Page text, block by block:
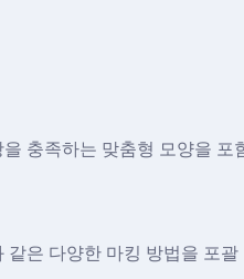
충족하는 맞춤형 모양을 포
같은 다양한 마킹 방법을 포괄